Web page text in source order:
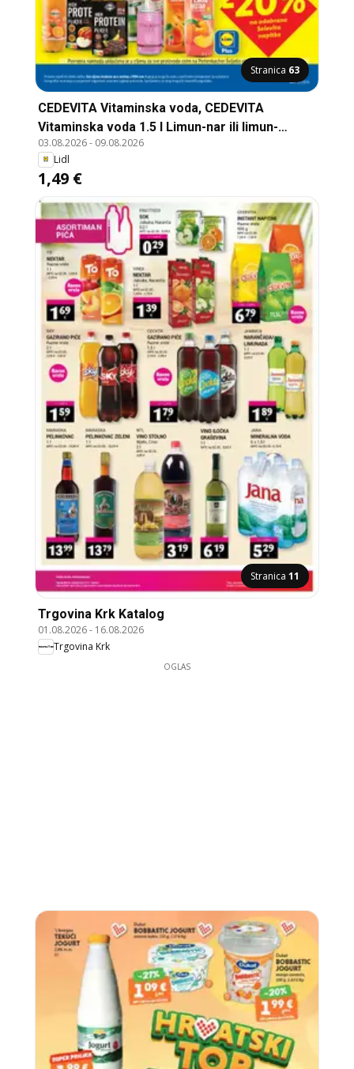
Stranica 63
CEDEVITA Vitaminska voda, CEDEVITA
Vitaminska voda 1.5 l Limun-nar ili limun-
ananas
03.08.2026- 09.08.2026
Lidl
1,49 €
Stranica 11
Trgovina Krk Katalog
01.08.2026- 16.08.2026
Trgovina Krk
OGLAS